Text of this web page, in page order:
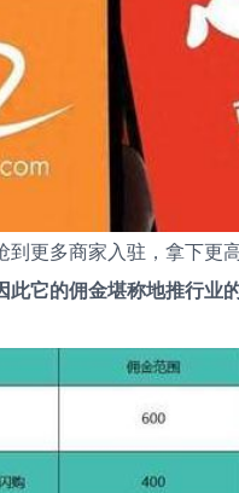
更多商家入驻，拿下更高
此它的佣金堪称地推行业